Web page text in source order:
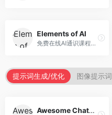
Elements of AI
免费在线AI通识课程，专注于AI基础知识普及。面向普通大众，提供AI概念、原理、应用等入门知识，语言通俗易懂。
提示词生成/优化 图像提示词
Awesome ChatGPT Prompts